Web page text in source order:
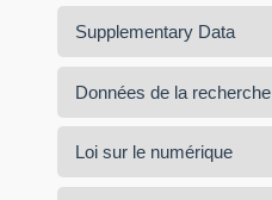
Supplementary Data
Données de la recherche
Loi sur le numérique